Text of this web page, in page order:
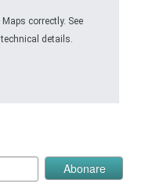
correctly. See
details.